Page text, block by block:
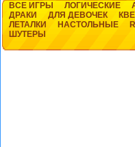
ВСЕ ИГРЫ ЛОГИЧЕСКИЕ
ДРАКИ
ДЛЯ ДЕВОЧЕК
ЛЕТАЛКИ
НАСТОЛЬНЫЕ
ШУТЕРЫ